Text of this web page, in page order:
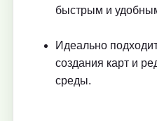
быстрым и
Идеально
создания карт и
среды.